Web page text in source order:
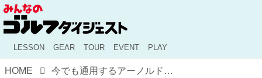
LESSON GEAR TOUR EVENT PLAY
HOME 今でも通用するアーノルド・パーマーの洒脱な着こなし Vol.2